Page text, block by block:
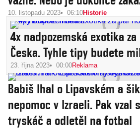
10. listopadu 2023 06:10Historie
4x nadpozemská exotika
Česka. Tyhle tipy budete
23. října 2023 00:00Reklama
Babiš lhal o Lipavském a
nepomoc v Izraeli. Pak vzal
tryskáč a odletěl na fotbal